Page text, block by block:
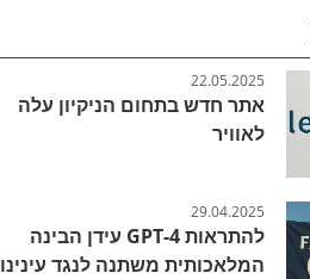
22.05.2025
אתר חדש בתחום הניקיון עלה
לאוויר
29.04.2025
להתראות GPT-4 עידן הבינה
המלאכותית משתנה לנגד עינינו